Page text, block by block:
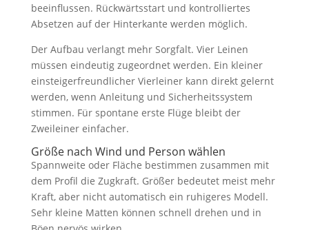
beeinflussen. Rückwärtsstart und kontrolliertes
Absetzen auf der Hinterkante werden möglich.
Der Aufbau verlangt mehr Sorgfalt. Vier Leinen
müssen eindeutig zugeordnet werden. Ein kleiner
einsteigerfreundlicher Vierleiner kann direkt gelernt
werden, wenn Anleitung und Sicherheitssystem
stimmen. Für spontane erste Flüge bleibt der
Zweileiner einfacher.
Größe nach Wind und Person wählen
Spannweite oder Fläche bestimmen zusammen mit
dem Profil die Zugkraft. Größer bedeutet meist mehr
Kraft, aber nicht automatisch ein ruhigeres Modell.
Sehr kleine Matten können schnell drehen und in